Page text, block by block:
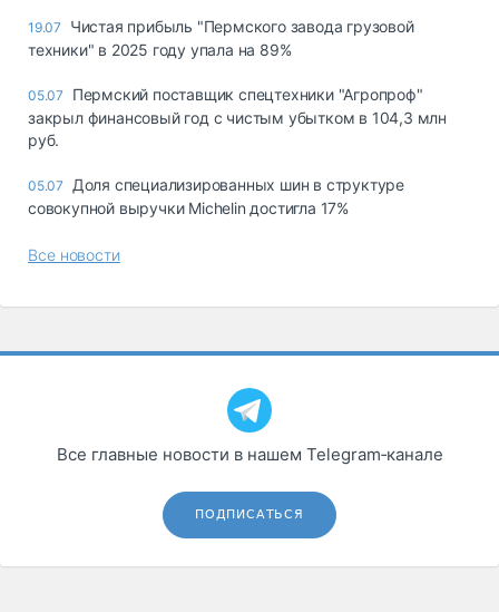
19.07
Чистая прибыль "Пермского завода грузовой
техники" в 2025 году упала на 89%
05.07
Пермский поставщик спецтехники "Агропроф"
закрыл финансовый год с чистым убытком в 104,3 млн
руб.
05.07
Доля специализированных шин в структуре
совокупной выручки Michelin достигла 17%
Все новости
Все главные новости в нашем Telegram‑канале
ПОДПИСАТЬСЯ